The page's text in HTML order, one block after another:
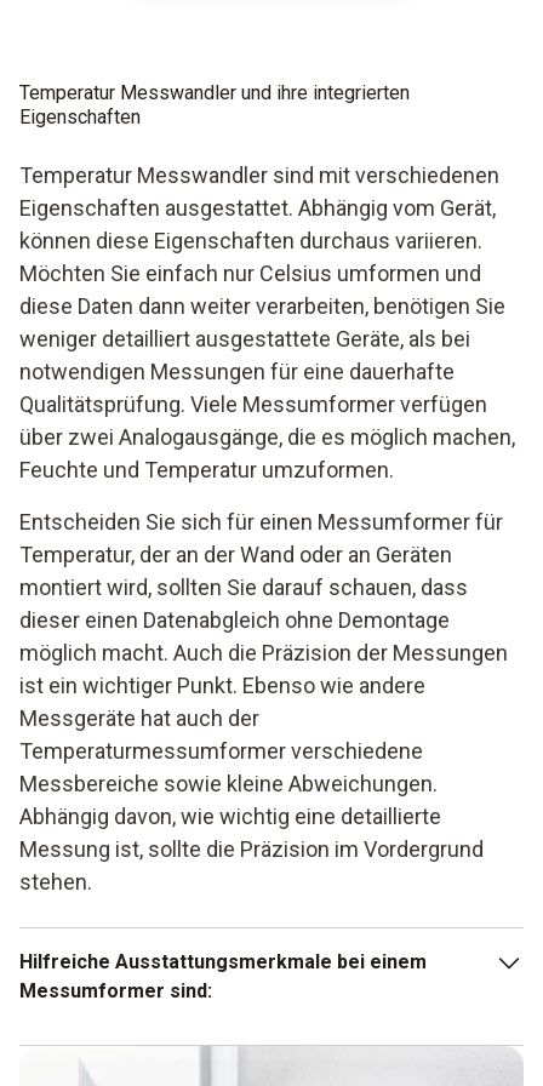
Temperatur Messwandler und ihre integrierten
Eigenschaften
Temperatur Messwandler sind mit verschiedenen
Eigenschaften ausgestattet. Abhängig vom Gerät,
können diese Eigenschaften durchaus variieren.
Möchten Sie einfach nur Celsius umformen und
diese Daten dann weiter verarbeiten, benötigen Sie
weniger detailliert ausgestattete Geräte, als bei
notwendigen Messungen für eine dauerhafte
Qualitätsprüfung. Viele Messumformer verfügen
über zwei Analogausgänge, die es möglich machen,
Feuchte und Temperatur umzuformen.
Entscheiden Sie sich für einen Messumformer für
Temperatur, der an der Wand oder an Geräten
montiert wird, sollten Sie darauf schauen, dass
dieser einen Datenabgleich ohne Demontage
möglich macht. Auch die Präzision der Messungen
ist ein wichtiger Punkt. Ebenso wie andere
Messgeräte hat auch der
Temperaturmessumformer verschiedene
Messbereiche sowie kleine Abweichungen.
Abhängig davon, wie wichtig eine detaillierte
Messung ist, sollte die Präzision im Vordergrund
stehen.
Hilfreiche Ausstattungsmerkmale bei einem
Messumformer sind:
Hohe Präzision bei den Messungen